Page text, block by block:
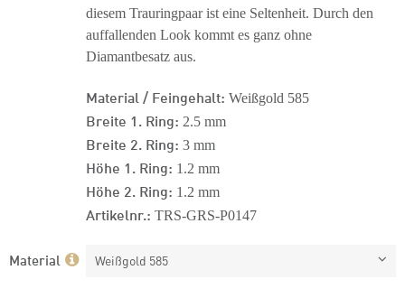
diesem Trauringpaar ist eine Seltenheit. Durch den
auffallenden Look kommt es ganz ohne
Diamantbesatz aus.
Material / Feingehalt: Weißgold 585
Breite 1. Ring: 2.5 mm
Breite 2. Ring: 3 mm
Höhe 1. Ring: 1.2 mm
Höhe 2. Ring: 1.2 mm
Artikelnr.: TRS-GRS-P0147
Material Weißgold 585